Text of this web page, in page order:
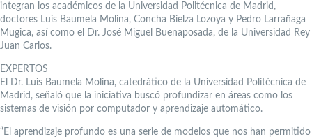
integran los académicos de la Universidad Politécnica de Madrid,
doctores Luis Baumela Molina, Concha Bielza Lozoya y Pedro Larrañaga
Mugica, así como el Dr. José Miguel Buenaposada, de la Universidad Rey
Juan Carlos.
EXPERTOS
El Dr. Luis Baumela Molina, catedrático de la Universidad Politécnica de
Madrid, señaló que la iniciativa buscó profundizar en áreas como los
sistemas de visión por computador y aprendizaje automático.
“El aprendizaje profundo es una serie de modelos que nos han permitido